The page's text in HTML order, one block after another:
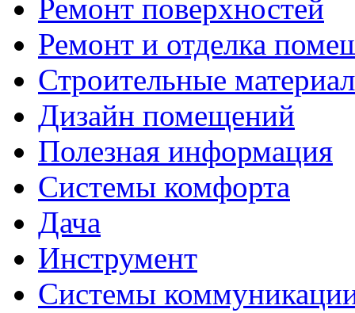
Ремонт поверхностей
Ремонт и отделка
Строительные
Дизайн помещений
Полезная информация
Системы комфорта
Дача
Инструмент
Системы